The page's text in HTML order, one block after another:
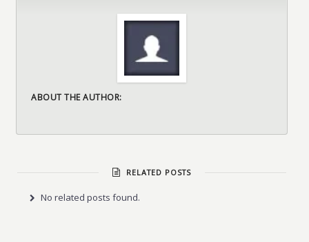
ABOUT THE AUTHOR:
RELATED POSTS
No related posts found.